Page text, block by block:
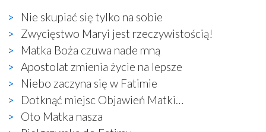
skrzynkę na narzędzia? Albo co powiedzieć o ustawionym
tuż przy nowej bazylice wielkim krzyżu, na którym
zamiast Chrystusa umieszczono dziwaczną postać jakby
wyjętą ze starożytnych hieroglifów? W kulturowym
kontekście naszych czasów to raczej karykatura niż godny
wizerunek Zbawiciela…
Zatem nawet w bezpośrednim otoczeniu sanktuarium
naocznie przekonaliśmy się, że wewnątrz Kościoła toczy
się ogromna walka o kształt katolicyzmu i o serca
Nie skupiać się tylko na sobie
Zwycięstwo Maryi jest rzeczywistością!
Matka Boża czuwa nade mną
Apostolat zmienia życie na lepsze
Niebo zaczyna się w Fatimie
Dotknąć miejsc Objawień Matki…
Oto Matka nasza